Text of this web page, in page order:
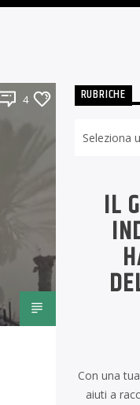
4 RUBRICHE
IL
Con una
aiuti a